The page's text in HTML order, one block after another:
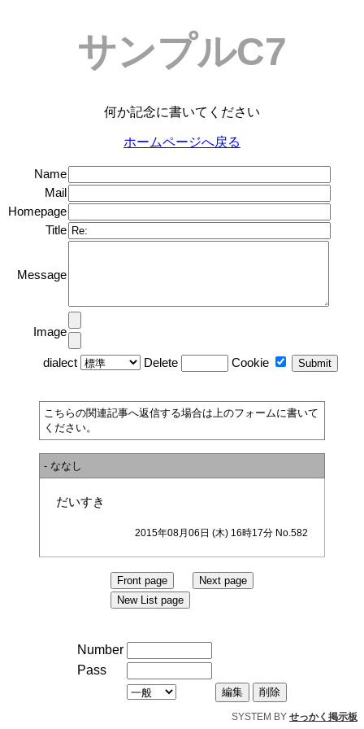
サンプルC7
何か記念に書いてください
ホームページへ戻る
Name
Mail
Homepage
Title
Message
Image
dialect Delete Cookie
こちらの関連記事へ返信する場合は上のフォームに書いて
ください。
- ななし
だいすき
2015年08月06日 (木) 16時17分 No.582
Number
Pass
SYSTEM BY せっかく掲示板